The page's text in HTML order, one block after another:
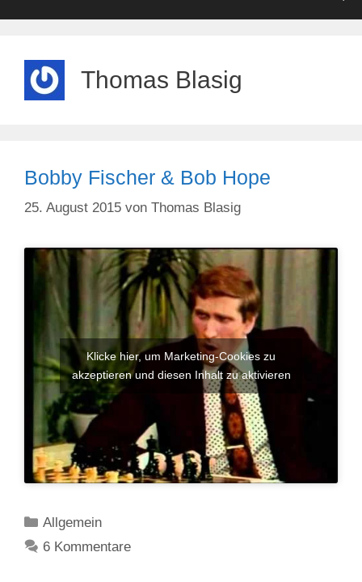
Thomas Blasig
Bobby Fischer & Bob Hope
25. August 2015 von Thomas Blasig
Klicke hier, um Marketing-Cookies zu
akzeptieren und diesen Inhalt zu aktivieren
Kategorien
Allgemein
6 Kommentare